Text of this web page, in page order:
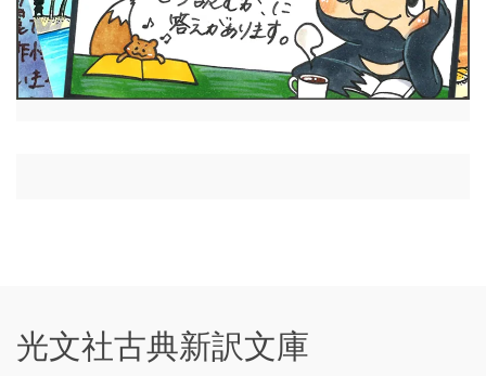
光文社古典新訳文庫